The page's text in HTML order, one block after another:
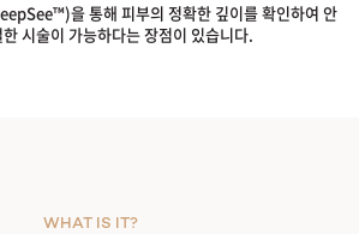
을 통해 피부의 정확한 깊이를 확인하여 안
시술이 가능하다는 장점이 있습니다.
WHAT IS IT?